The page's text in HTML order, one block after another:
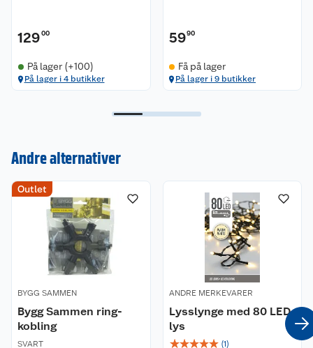
12900
På lager (+100)
På lager i 4 butikker
5990
Få på lager
På lager i 9 butikker
Andre alternativer
Outlet
BYGG SAMMEN
Bygg Sammen ring-
kobling
SVART
ANDRE MERKEVARER
Lysslynge med 80 LED-
lys
☆☆☆☆☆ (1)
Om oss
Nyheter
Våre butikker
Våre merkevarer
Coop kjeder
Kundeservice
Kontakt oss
Angre- og returrett
Reklamasjon og garanti
Ofte stilte spørsmål
Betalingsalternativer